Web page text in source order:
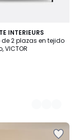
INTERIEURS
2 plazas en tejido
VICTOR